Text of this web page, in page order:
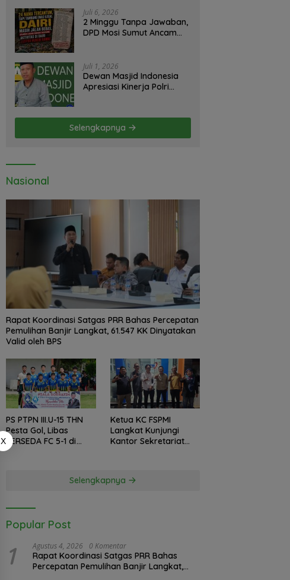
Juli 6, 2026
2 Minggu Tanpa Jawaban,
DPD Mosi Sumut Ancam
Emas Illegal Dairi.
Desak Kapolda Sumut
Irjen Whisnu Hermawan
Juli 1, 2026
Dewan Masjid Indonesia
Apresiasi Kinerja Polri
Perjudian dan Narkoba
Selengkapnya
Nasional
Rapat Koordinasi Satgas PRR Bahas Percepatan
Pemulihan Banjir Langkat, 61.547 KK Dinyatakan
Valid oleh BPS
PS PTPN III.U-15 THN
Pesta Gol, Libas
PERSEDA FC 5-1 di
Piala Soeratin 2026
Ketua KC FSPMI
Langkat Kunjungi
Kantor Sekretariat
Selengkapnya
Popular Post
1 Agustus 4, 2026 0 Komentar
Rapat Koordinasi Satgas PRR Bahas
Percepatan Pemulihan Banjir Langkat,
X